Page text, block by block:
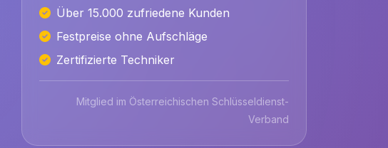
Über 15.000 zufriedene Kunden
Festpreise ohne Aufschläge
Zertifizierte Techniker
Mitglied im Österreichischen Schlüsseldienst-
Verband